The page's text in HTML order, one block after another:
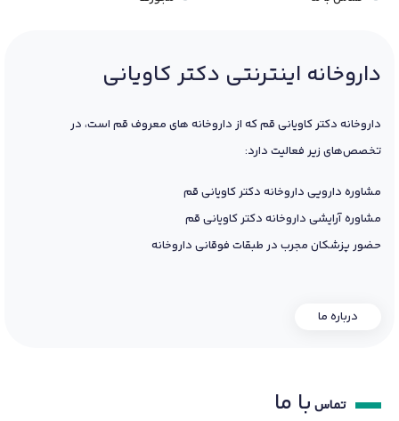
داروخانه اینترنتی دکتر کاویانی
داروخانه دکتر کاویانی قم که از داروخانه های معروف قم است، در
تخصص‌های زیر فعالیت دارد:
مشاوره دارویی داروخانه دکتر کاویانی قم
مشاوره آرایشی داروخانه دکتر کاویانی قم
حضور پزشکان مجرب در طبقات فوقانی داروخانه
درباره ما
تماس با ما